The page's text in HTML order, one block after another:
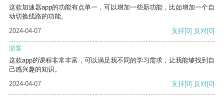
这款加速器app的功能有点单一，可以增加一些新功能，比如增加一个自
动切换线路的功能。
2024-04-07
支持[0] 反对[0]
游客
这款app的课程非常丰富，可以满足我不同的学习需求，让我能够找到自
己感兴趣的知识。
2024-04-07
支持[0] 反对[0]